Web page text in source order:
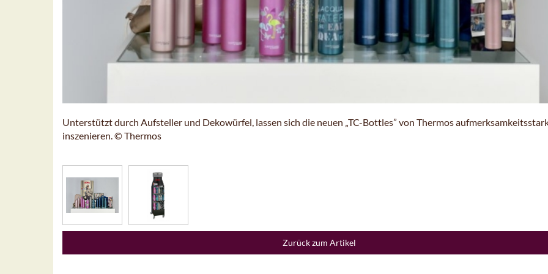
Unterstützt durch Aufsteller und Dekowürfel, lassen sich die neuen „TC-Bottles” von Thermos
inszenieren. © Thermos
Zurück zum Artikel